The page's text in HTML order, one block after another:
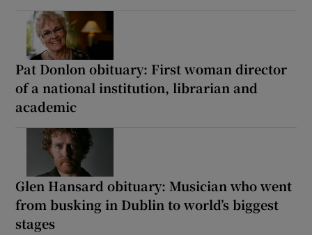
Pat Donlon obituary: First woman director
of a national institution, librarian and
academic
Glen Hansard obituary: Musician who went
from busking in Dublin to world’s biggest
stages